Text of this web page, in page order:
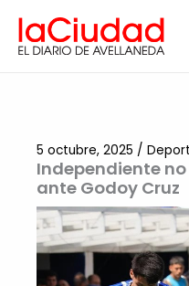
contenido
Independiente
ante Godoy Cruz
5 octubre, 2025 /